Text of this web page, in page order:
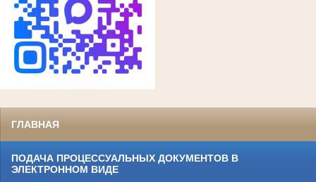
ГЛАВНАЯ
ПОДАЧА ПРОЦЕССУАЛЬНЫХ ДОКУМЕНТОВ В
ЭЛЕКТРОННОМ ВИДЕ